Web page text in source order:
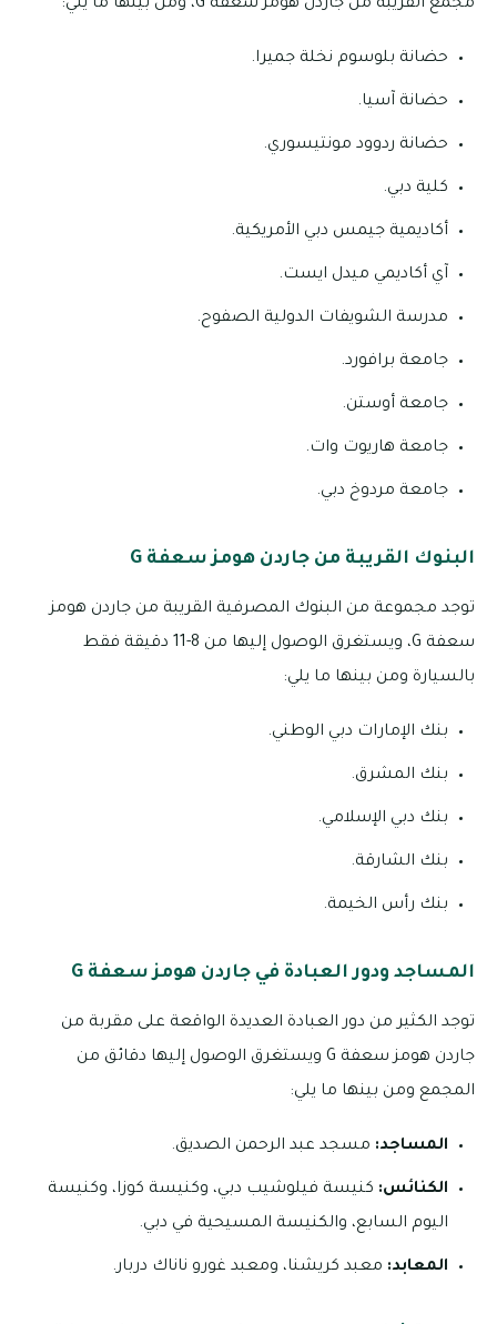
مجمع القريبة من جاردن هومز سعفة G، ومن بينها ما يلي:
حضانة بلوسوم نخلة جميرا.
حضانة آسيا.
حضانة ردوود مونتيسوري.
كلية دبي.
أكاديمية جيمس دبي الأمريكية.
آي أكاديمي ميدل ايست.
مدرسة الشويفات الدولية الصفوح.
جامعة برافورد.
جامعة أوستن.
جامعة هاريوت وات.
جامعة مردوخ دبي.
البنوك القريبة من جاردن هومز سعفة G
توجد مجموعة من البنوك المصرفية القريبة من جاردن هومز
سعفة G، ويستغرق الوصول إليها من 8-11 دقيقة فقط
بالسيارة ومن بينها ما يلي:
بنك الإمارات دبي الوطني.
بنك المشرق.
بنك دبي الإسلامي.
بنك الشارقة.
بنك رأس الخيمة.
المساجد ودور العبادة في جاردن هومز سعفة G
توجد الكثير من دور العبادة العديدة الواقعة على مقربة من
جاردن هومز سعفة G ويستغرق الوصول إليها دقائق من
المجمع ومن بينها ما يلي:
المساجد: مسجد عبد الرحمن الصديق.
الكنائس: كنيسة فيلوشيب دبي، وكنيسة كوزا، وكنيسة
اليوم السابع، والكنيسة المسيحية في دبي.
المعابد: معبد كريشنا، ومعبد غورو ناناك دربار.